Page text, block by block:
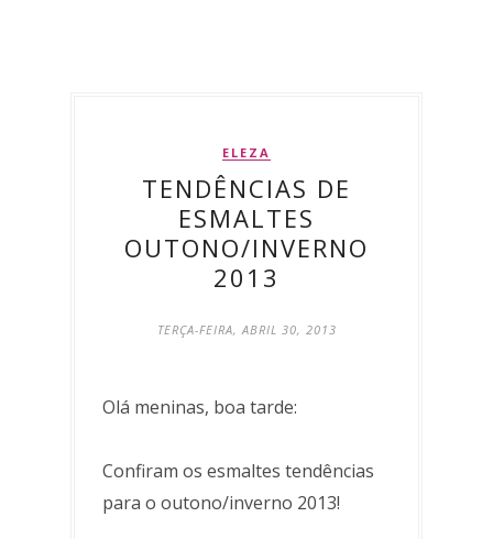
ELEZA
TENDÊNCIAS DE
ESMALTES
OUTONO/INVERNO
2013
TERÇA-FEIRA, ABRIL 30, 2013
Olá meninas, boa tarde:
Confiram os esmaltes tendências
para o outono/inverno 2013!